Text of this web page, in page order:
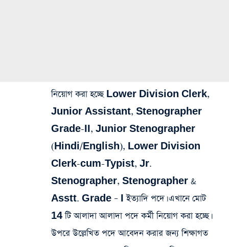
নিয়োগ করা হচ্ছে Lower Division Clerk,
Junior Assistant, Stenographer
Grade-II, Junior Stenographer
(Hindi/English), Lower Division
Clerk-cum-Typist, Jr.
Stenographer, Stenographer &
Asstt. Grade – I ইত্যাদি পদে। এখানে মোট
14 টি আলাদা আলাদা পদে কর্মী নিয়োগ করা হচ্ছে।
উপরে উল্লেখিত পদে আবেদন করার জন্য শিক্ষাগত